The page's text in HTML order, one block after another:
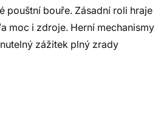
pouštní bouře. Zásadní roli hraje
moc i zdroje. Herní mechanismy
zážitek plný zrady